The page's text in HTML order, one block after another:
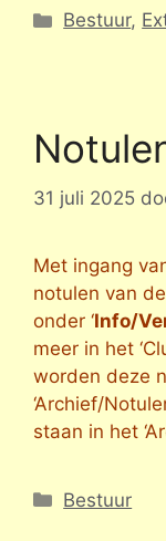
Bestuur,
31 juli 2025
Met ingang
notulen van
onder ‘Info/
meer in het
worden deze
‘Archief/
staan in het
Categorieën
Bestuur